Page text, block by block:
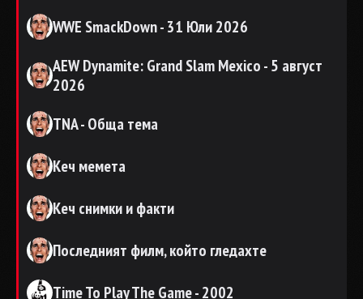
WWE SmackDown - 31 Юли 2026
AEW Dynamite: Grand Slam Mexico - 5 август
2026
TNA - Обща тема
Кеч мемета
Кеч снимки и факти
Последният филм, който гледахте
Time To Play The Game - 2002